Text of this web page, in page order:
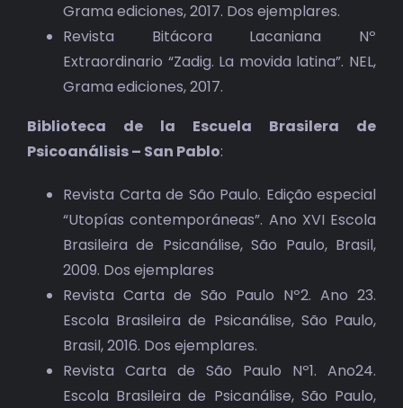
CONTACTO
Grama ediciones, 2017. Dos ejemplares.
Revista Bitácora Lacaniana Nº
Extraordinario “Zadig. La movida latina”. NEL,
Grama ediciones, 2017.
Biblioteca de la Escuela Brasilera de
Psicoanálisis – San Pablo:
Revista Carta de São Paulo. Edição especial
“Utopías contemporáneas”. Ano XVI Escola
Brasileira de Psicanálise, São Paulo, Brasil,
2009. Dos ejemplares
Revista Carta de São Paulo Nº2. Ano 23.
Escola Brasileira de Psicanálise, São Paulo,
Brasil, 2016. Dos ejemplares.
Revista Carta de São Paulo Nº1. Ano24.
Escola Brasileira de Psicanálise, São Paulo,